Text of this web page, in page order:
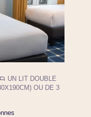
UN LIT DOUBLE
OU DE 3